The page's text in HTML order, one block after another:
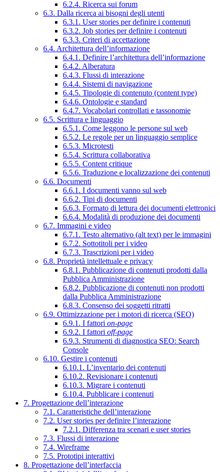
6.2.4. Ricerca sui forum
6.3. Dalla ricerca ai bisogni degli utenti
6.3.1. User stories per definire i contenuti
6.3.2. Job stories per definire i contenuti
6.3.3. Criteri di accettazione
6.4. Architettura dell’informazione
6.4.1. Definire l’architettura dell’informazione
6.4.2. Alberatura
6.4.3. Flussi di interazione
6.4.4. Sistemi di navigazione
6.4.5. Tipologie di contenuto (content type)
6.4.6. Ontologie e standard
6.4.7. Vocabolari controllati e tassonomie
6.5. Scrittura e linguaggio
6.5.1. Come leggono le persone sul web
6.5.2. Le regole per un linguaggio semplice
6.5.3. Microtesti
6.5.4. Scrittura collaborativa
6.5.5. Content critique
6.5.6. Traduzione e localizzazione dei contenuti
6.6. Documenti
6.6.1. I documenti vanno sul web
6.6.2. Tipi di documenti
6.6.3. Formato di lettura dei documenti elettronici
6.6.4. Modalità di produzione dei documenti
6.7. Immagini e video
6.7.1. Testo alternativo (alt text) per le immagini
6.7.2. Sottotitoli per i video
6.7.3. Trascrizioni per i video
6.8. Proprietà intellettuale e privacy
6.8.1. Pubblicazione di contenuti prodotti dalla
Pubblica Amministrazione
6.8.2. Pubblicazione di contenuti non prodotti
dalla Pubblica Amministrazione
6.8.3. Consenso dei soggetti ritratti
6.9. Ottimizzazione per i motori di ricerca (SEO)
6.9.1. I fattori on-page
6.9.2. I fattori off-page
6.9.3. Strumenti di diagnostica SEO: Search
Console
6.10. Gestire i contenuti
6.10.1. L’inventario dei contenuti
6.10.2. Revisionare i contenuti
6.10.3. Migrare i contenuti
6.10.4. Pubblicare i contenuti
7. Progettazione dell’interazione
7.1. Caratteristiche dell’interazione
7.2. User stories per definire l’interazione
7.2.1. Differenza tra scenari e user stories
7.3. Flussi di interazione
7.4. Wireframe
7.5. Prototipi interattivi
8. Progettazione dell’interfaccia